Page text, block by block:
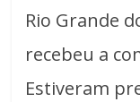
Rio Grande
recebeu a
Estiveram